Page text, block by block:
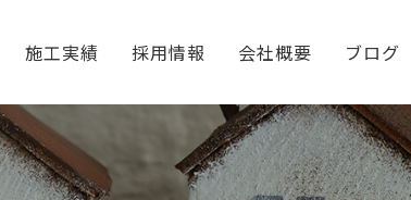
施工実績 採用情報 会社概要 ブログ